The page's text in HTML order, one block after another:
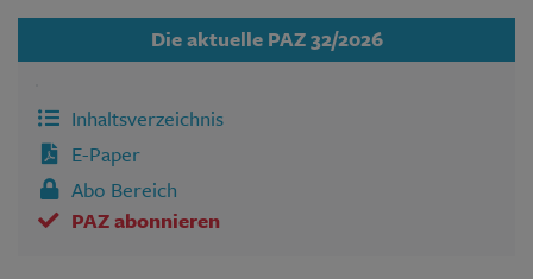
Die aktuelle PAZ 32/2026
Inhaltsverzeichnis
E-Paper
Abo Bereich
PAZ abonnieren